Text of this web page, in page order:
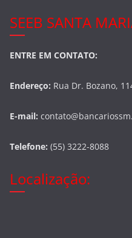
SEEB SANTA
ENTRE EM CONTATO:
Endereço: Rua Dr. Bozano,
E-mail:
Telefone: (55) 3222-8088
Localização: